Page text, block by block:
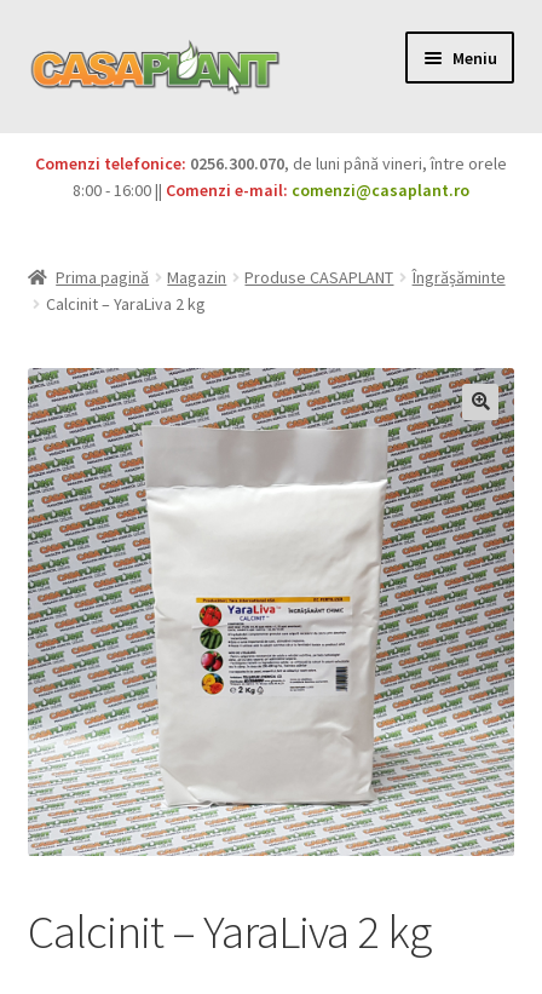
Meniu
Pesticide
copil
Produse BIO
Igienă publică
Casa și grădina
Extinde
meniul
copil
Sere și solarii
Extinde
meniul
copil
Comenzi telefonice: 0256.300.070, de luni până vineri, între orele
8:00 - 16:00 || Comenzi e-mail: comenzi@casaplant.ro
Prima pagină Magazin Produse CASAPLANT
Îngrășăminte
Calcinit – YaraLiva 2 kg
Calcinit – YaraLiva 2 kg